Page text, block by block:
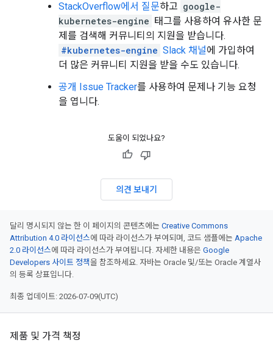
StackOverflow에서 질문하고 google-
kubernetes-engine 태그를 사용하여 유사한 문
제를 검색해 커뮤니티의 지원을 받습니다.
#kubernetes-engine Slack 채널에 가입하여
더 많은 커뮤니티 지원을 받을 수도 있습니다.
공개 Issue Tracker를 사용하여 문제나 기능 요청
을 엽니다.
도움이 되었나요?
의견 보내기
달리 명시되지 않는 한 이 페이지의 콘텐츠에는 Creative Commons
Attribution 4.0 라이선스에 따라 라이선스가 부여되며, 코드 샘플에는 Apache
2.0 라이선스에 따라 라이선스가 부여됩니다. 자세한 내용은 Google
Developers 사이트 정책을 참조하세요. 자바는 Oracle 및/또는 Oracle 계열사
의 등록 상표입니다.
최종 업데이트: 2026-07-09(UTC)
제품 및 가격 책정